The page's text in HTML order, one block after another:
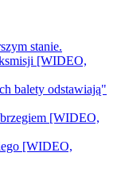
stanie.
[WIDEO,
balety odstawiają"
[WIDEO,
[WIDEO,